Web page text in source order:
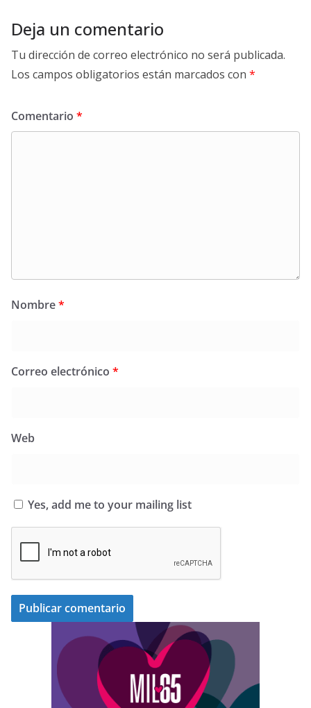
Deja un comentario
Tu dirección de correo electrónico no será publicada.
Los campos obligatorios están marcados con *
Comentario *
Nombre*
Correo electrónico *
Web
Yes, add me to your mailing list